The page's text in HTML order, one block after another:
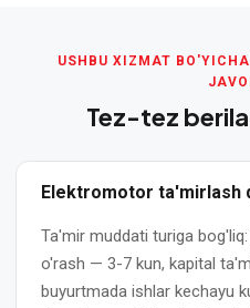
Elektromotor
almashtirish
Elektromotor
rotorini
Elektromotor
rotorini
USHBU XIZMAT
Tez-tez
Elektromotor ta'mirlash
Ta'mir muddati turiga
o'rash — 3-7 kun, kapital
buyurtmada ishlar kechayu